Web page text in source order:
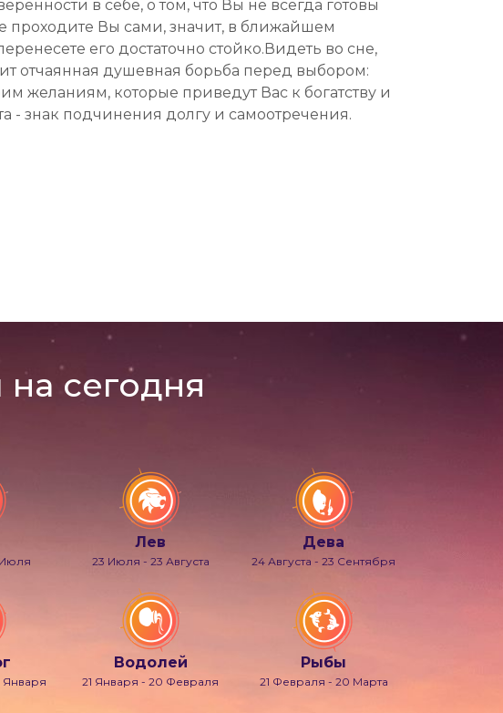
в себе, о том, что Вы не всегда готовы
проходите Вы сами, значит, в ближайшем
его достаточно стойко.Видеть во сне,
отчаянная душевная борьба перед выбором:
желаниям, которые приведут Вас к богатству и
- знак подчинения долгу и самоотречения.
сегодня
Лев
23 Июля - 23 Августа
Дева
24 Августа - 23 Сентября
Января
Водолей
21 Января - 20 Февраля
Рыбы
21 Февраля - 20 Марта